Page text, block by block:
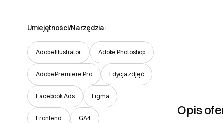
Umiejętności/Narzędzia:
Adobe Illustrator Adobe Photoshop
Adobe Premiere Pro Edycja zdjęć
Facebook Ads Figma
Frontend GA4
Opis